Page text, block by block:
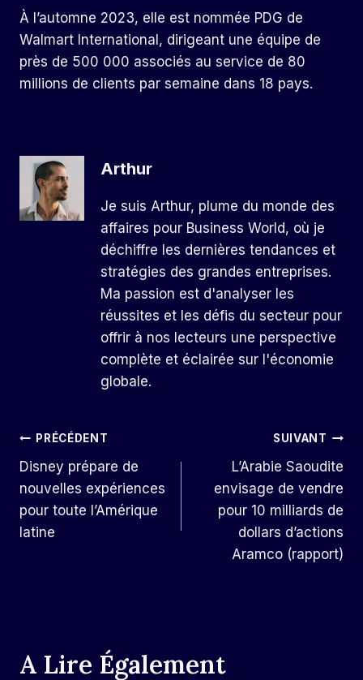
À l’automne 2023, elle est nommée PDG de
Walmart International, dirigeant une équipe de
près de 500 000 associés au service de 80
millions de clients par semaine dans 18 pays.
Arthur
Je suis Arthur, plume du monde des
affaires pour Business World, où je
déchiffre les dernières tendances et
stratégies des grandes entreprises.
Ma passion est d'analyser les
réussites et les défis du secteur pour
offrir à nos lecteurs une perspective
complète et éclairée sur l'économie
globale.
Navigation
De
L’article
PRÉCÉDENT
Disney prépare de
nouvelles expériences
pour toute l’Amérique
latine
SUIVANT
L’Arabie Saoudite
envisage de vendre
pour 10 milliards de
dollars d’actions
Aramco (rapport)
A Lire Également